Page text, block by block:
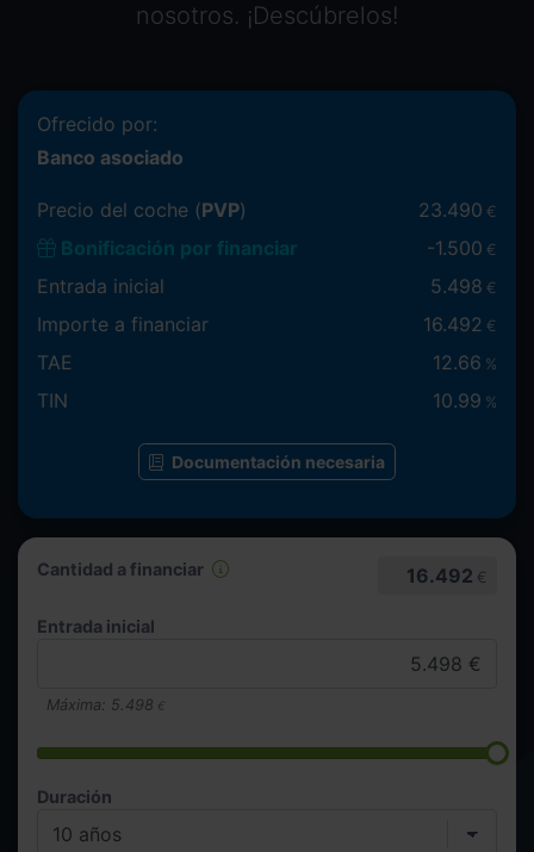
nosotros. ¡Descúbrelos!
Cantidad a financiar 16.492 €
Entrada inicial
Máxima: 5.498 €
Duración
Ofrecido por:
Banco asociado
Precio del coche (PVP) 23.490 €
Bonificación por financiar -1.500 €
Entrada inicial 5.498 €
Importe a financiar 16.492 €
TAE 12.66 %
TIN 10.99 %
Documentación necesaria